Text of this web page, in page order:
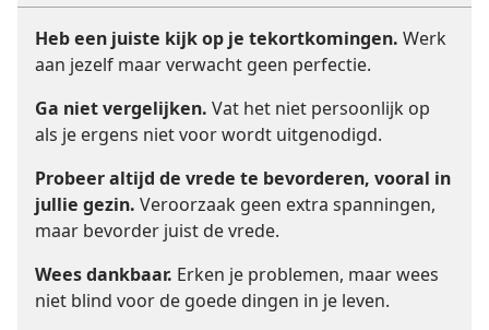
Heb een juiste kijk op je tekortkomingen. Werk
aan jezelf maar verwacht geen perfectie.
Ga niet vergelijken. Vat het niet persoonlijk op
als je ergens niet voor wordt uitgenodigd.
Probeer altijd de vrede te bevorderen, vooral in
jullie gezin. Veroorzaak geen extra spanningen,
maar bevorder juist de vrede.
Wees dankbaar. Erken je problemen, maar wees
niet blind voor de goede dingen in je leven.